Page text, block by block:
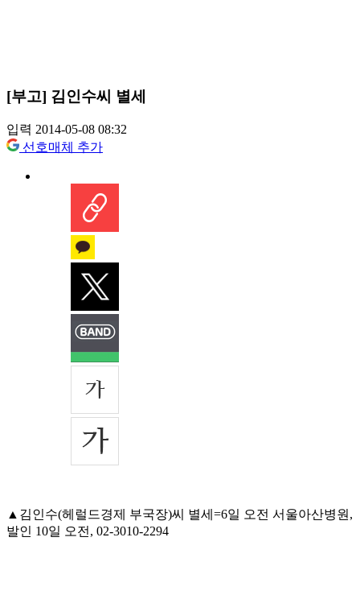
[부고] 김인수씨 별세
입력 2014-05-08 08:32
선호매체 추가
▲김인수(헤럴드경제 부국장)씨 별세=6일 오전 서울아산병원,
발인 10일 오전, 02-3010-2294